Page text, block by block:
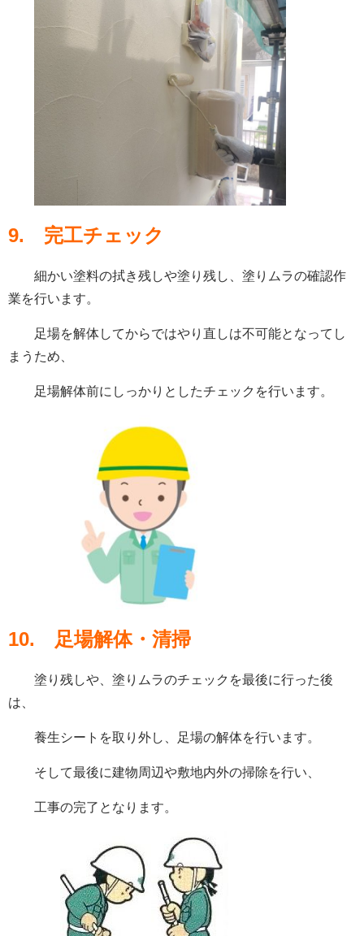
9. 完工チェック
細かい塗料の拭き残しや塗り残し、塗りムラの確認作
業を行います。
足場を解体してからではやり直しは不可能となってし
まうため、
足場解体前にしっかりとしたチェックを行います。
10. 足場解体・清掃
塗り残しや、塗りムラのチェックを最後に行った後
は、
養生シートを取り外し、足場の解体を行います。
そして最後に建物周辺や敷地内外の掃除を行い、
工事の完了となります。